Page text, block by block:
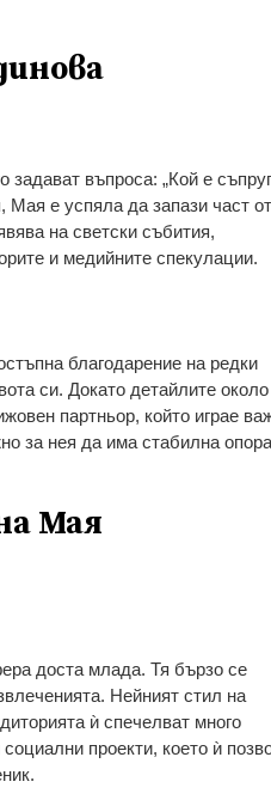
въпроса: „Кой е
Мая е успяла да запази част от
на светски събития,
и медийните спекулации.
благодарение на редки
си. Докато детайлите около
партньор, който играе
за нея да има стабилна
Мая
доста млада. Тя бързо се
Нейният стил на
ѝ спечелват много
проекти, което ѝ